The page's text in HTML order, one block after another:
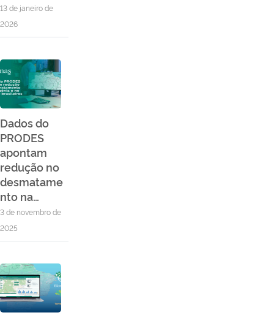
13 de janeiro de
2026
Dados do
PRODES
apontam
redução no
desmatame
nto na…
3 de novembro de
2025